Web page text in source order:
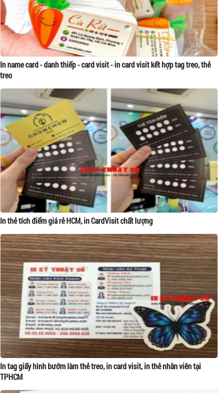
In name card - danh thiếp - card visit - in card visit kết hợp tag treo, thẻ
treo
In thẻ tích điểm giá rẻ HCM, in CardVisit chất lượng
In tag giấy hình bướm làm thẻ treo, in card visit, in thẻ nhân viên tại
TPHCM